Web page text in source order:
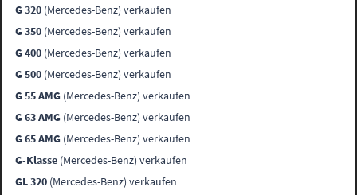
G 320 (Mercedes-Benz) verkaufen
G 350 (Mercedes-Benz) verkaufen
G 400 (Mercedes-Benz) verkaufen
G 500 (Mercedes-Benz) verkaufen
G 55 AMG (Mercedes-Benz) verkaufen
G 63 AMG (Mercedes-Benz) verkaufen
G 65 AMG (Mercedes-Benz) verkaufen
G-Klasse (Mercedes-Benz) verkaufen
GL 320 (Mercedes-Benz) verkaufen